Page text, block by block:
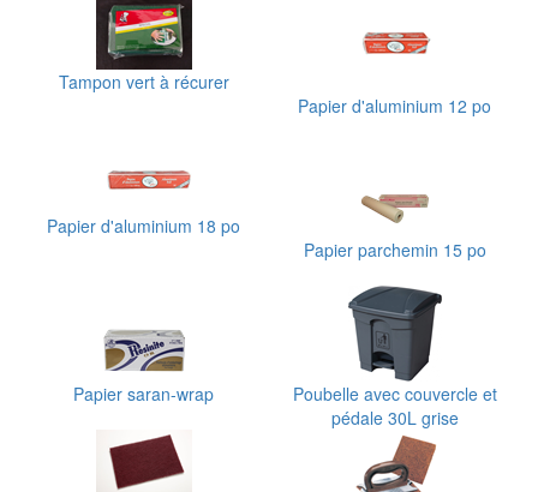
Tampon vert à récurer
Papier d'aluminium 12 po
Papier d'aluminium 18 po
Papier parchemin 15 po
Papier saran-wrap
Poubelle avec couvercle et
pédale 30L grise